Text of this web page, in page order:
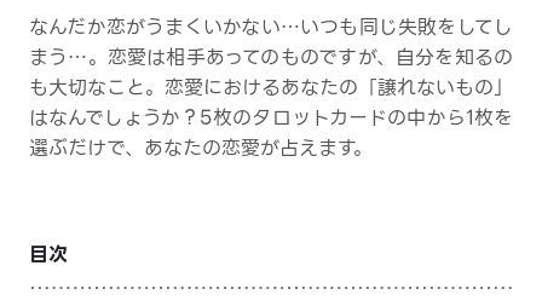
えもじの子（占）12星座占い
占い記事
お知らせ
※LINEアプリ内のサービスページへ遷移します
なんだか恋がうまくいかない…いつも同じ失敗をしてし
まう…。恋愛は相手あってのものですが、自分を知るの
も大切なこと。恋愛におけるあなたの「譲れないもの」
はなんでしょうか？5枚のタロットカードの中から1枚を
選ぶだけで、あなたの恋愛が占えます。
目次